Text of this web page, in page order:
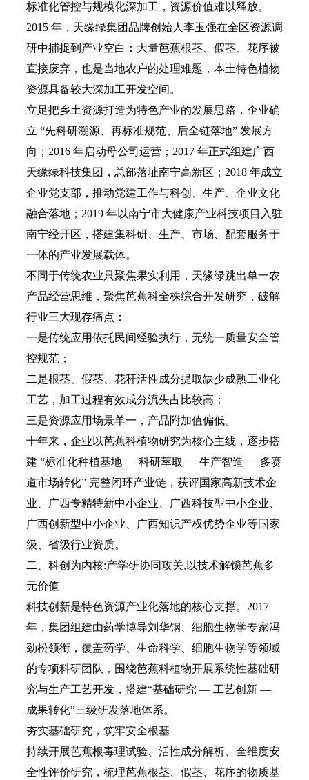
标准化管控与规模化深加工，资源价值难以释放。
2015 年，天缘绿集团品牌创始人李玉强在全区资源调
研中捕捉到产业空白：大量芭蕉根茎、假茎、花序被
直接废弃，也是当地农户的处理难题，本土特色植物
资源具备较大深加工开发空间。
立足把乡土资源打造为特色产业的发展思路，企业确
立 “先科研溯源、再标准规范、后全链落地” 发展方
向；2016 年启动母公司运营；2017 年正式组建广西
天缘绿科技集团，总部落址南宁高新区；2018 年成立
企业党支部，推动党建工作与科创、生产、企业文化
融合落地；2019 年以南宁市大健康产业科技项目入驻
南宁经开区，搭建集科研、生产、市场、配套服务于
一体的产业发展载体。
不同于传统农业只聚焦果实利用，天缘绿跳出单一农
产品经营思维，聚焦芭蕉科全株综合开发研究，破解
行业三大现存痛点：
一是传统应用依托民间经验执行，无统一质量安全管
控规范；
二是根茎、假茎、花秆活性成分提取缺少成熟工业化
工艺，加工过程有效成分流失占比较高；
三是资源应用场景单一，产品附加值偏低。
十年来，企业以芭蕉科植物研究为核心主线，逐步搭
建 “标准化种植基地 — 科研萃取 — 生产智造 — 多赛
道市场转化” 完整闭环产业链，获评国家高新技术企
业、广西专精特新中小企业、广西科技型中小企业、
广西创新型中小企业、广西知识产权优势企业等国家
级、省级行业资质。
二、科创为内核:产学研协同攻关,以技术解锁芭蕉多
元价值
科技创新是特色资源产业化落地的核心支撑。2017
年，集团组建由药学博导刘华钢、细胞生物学专家冯
劲松领衔，覆盖药学、生命科学、细胞生物学等领域
的专项科研团队，围绕芭蕉科植物开展系统性基础研
究与生产工艺开发，搭建“基础研究 — 工艺创新 —
成果转化”三级研发落地体系。
夯实基础研究，筑牢安全根基
持续开展芭蕉根毒理试验、活性成分解析、全维度安
全性评价研究，梳理芭蕉根茎、假茎、花序的物质基